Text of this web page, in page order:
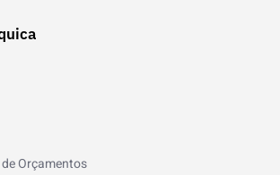
Orçamentos